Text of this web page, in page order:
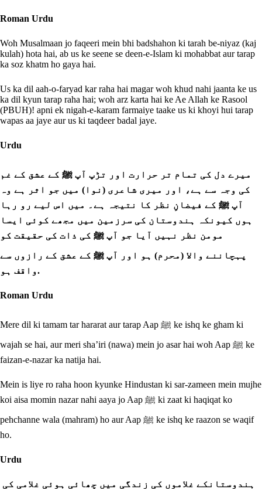
Roman Urdu
Woh Musalmaan jo faqeeri mein bhi badshahon ki tarah be-niyaz (kaj
kulah) hota hai, ab us ke seene se deen-e-Islam ki mohabbat aur tarap
ka soz khatm ho gaya hai.
Us ka dil aah-o-faryad kar raha hai magar woh khud nahi jaanta ke us
ka dil kyun tarap raha hai; woh arz karta hai ke Ae Allah ke Rasool
(PBUH)! apni ek nigah-e-karam farmaiye taake us ki khoyi hui tarap
wapas aa jaye aur us ki taqdeer badal jaye.
Urdu
میرے دل کی تمام تر حرارت اور تڑپ آپ ﷺ کے عشق کے غم
کی وجہ سے ہے، اور میری شاعری (نوا) میں جو اثر ہے وہ
آپ ﷺ کے فیضانِ نظر کا نتیجہ ہے۔ میں اس لیے رو رہا
ہوں کیونکہ ہندوستان کی سرزمین میں مجھے کوئی ایسا
مومن نظر نہیں آیا جو آپ ﷺ کی ذات کی حقیقت کو
پہچاننے والا (محرم) ہو اور آپ ﷺ کے عشق کے رازوں سے
واقف ہو.
Roman Urdu
Mere dil ki tamam tar hararat aur tarap Aap ﷺ ke ishq ke gham ki
wajah se hai, aur meri sha’iri (nawa) mein jo asar hai woh Aap ﷺ ke
faizan-e-nazar ka natija hai.
Mein is liye ro raha hoon kyunke Hindustan ki sar-zameen mein mujhe
koi aisa momin nazar nahi aaya jo Aap ﷺ ki zaat ki haqiqat ko
pehchanne wala (mahram) ho aur Aap ﷺ ke ishq ke raazon se waqif
ho.
Urdu